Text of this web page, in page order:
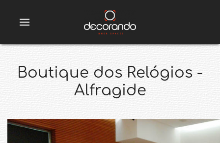
Boutique dos Relógios -
Alfragide